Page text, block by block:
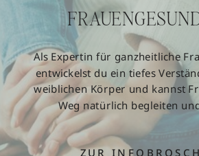
Als Expertin für ganzheitliche
entwickelst du ein tiefes
weiblichen Körper und kannst
Weg natürlich begleiten
ZUR